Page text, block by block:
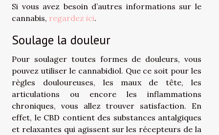
Si vous avez besoin d’autres informations sur le
cannabis, regardez ici.
Soulage la douleur
Pour soulager toutes formes de douleurs, vous
pouvez utiliser le cannabidiol. Que ce soit pour les
règles douloureuses, les maux de tête, les
articulations ou encore les inflammations
chroniques, vous allez trouver satisfaction. En
effet, le CBD contient des substances antalgiques
et relaxantes qui agissent sur les récepteurs de la